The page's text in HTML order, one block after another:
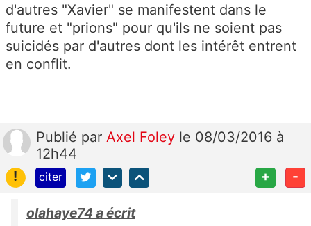
d'autres "Xavier" se manifestent dans le
future et "prions" pour qu'ils ne soient pas
suicidés par d'autres dont les intérêt entrent
en conflit.
Publié par Axel Foley le 08/03/2016 à
12h44
!
citer + -
olahaye74 a écrit